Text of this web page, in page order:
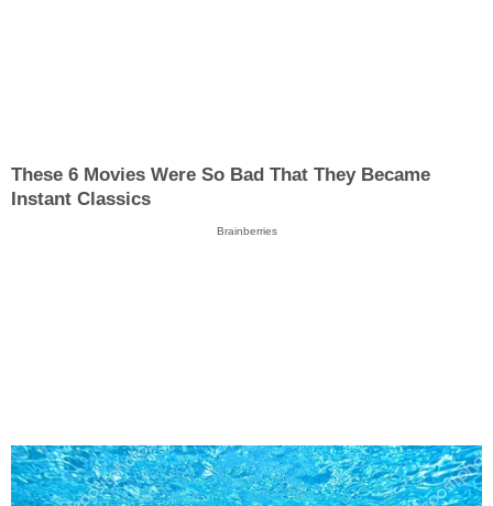
These 6 Movies Were So Bad That They Became
Instant Classics
Brainberries